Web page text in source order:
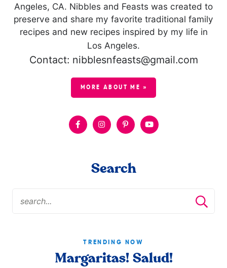
Angeles, CA. Nibbles and Feasts was created to
preserve and share my favorite traditional family
recipes and new recipes inspired by my life in
Los Angeles.
Contact: nibblesnfeasts@gmail.com
MORE ABOUT ME »
Search
TRENDING NOW
Margaritas! Salud!